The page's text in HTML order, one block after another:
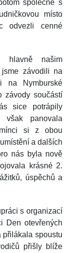
společně s
místo
odvezli cenné
hlavně našim
závodili na
na Nymburské
závody součástí
sice potrápily
však panovala
si z obou
a dalších
nás byla nově
krásné 2.
úspěchů a
s organizací
Den otevřených
přilákala spoustu
přišly blíže